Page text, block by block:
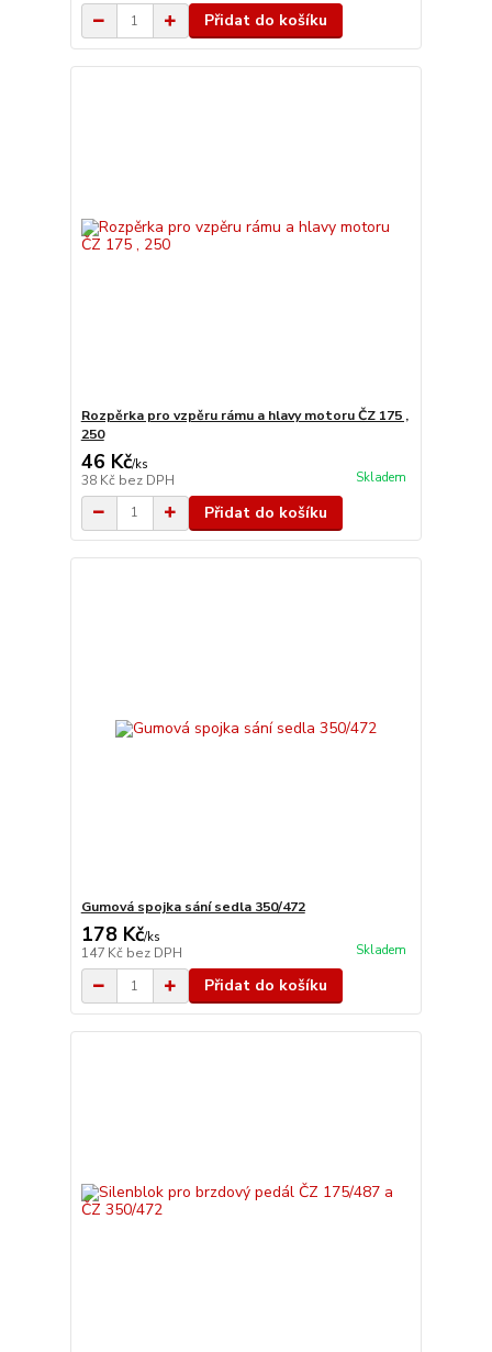
Přidat do košíku
Rozpěrka pro vzpěru rámu a hlavy motoru ČZ 175 ,
250
46 Kč/ks
38 Kč bez DPH Skladem
Přidat do košíku
Gumová spojka sání sedla 350/472
178 Kč/ks
147 Kč bez DPH Skladem
Přidat do košíku